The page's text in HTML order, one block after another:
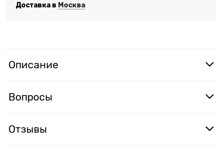
Доставка в Москва
Описание
Вопросы
Отзывы